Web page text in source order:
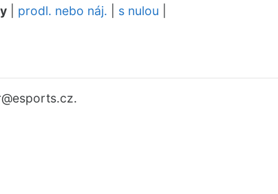
prodl. nebo náj. s nulou
@esports.cz.